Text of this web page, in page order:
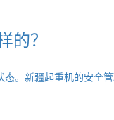
？
。新疆起重机的安